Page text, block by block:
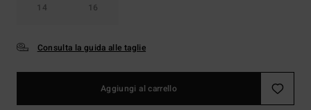
14 16
Consulta la guida alle taglie
Aggiungi al carrello